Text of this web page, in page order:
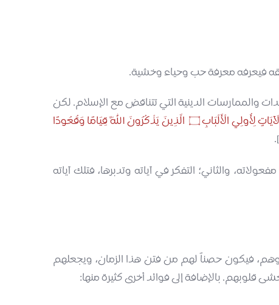
فيعرفه معرفة حب وحياء وخشية.
والممارسات الدينية التي تتناقض مع الإسلام. لكن
لِأُولِي الْأَلْبَابِ۝ الَّذِينَ يَذْكُرُونَ اللَّهَ قِيَامًا وَقُعُودًا
والثاني؛ التفكر في آياته وتدبرها، فتلك آياته
فيكون حصناً لهم من فتن هذا الزمان، ويجعلهم
بالإضافة إلى فوائد أخرى كثيرة منها: